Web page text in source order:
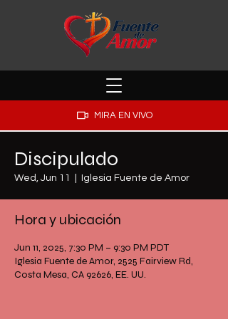
MIRA EN VIVO
Discipulado
Wed, Jun 11 Iglesia Fuente de Amor
Hora y ubicación
Jun 11, 2025, 7:30 PM – 9:30 PM PDT
Iglesia Fuente de Amor, 2525 Fairview Rd,
Costa Mesa, CA 92626, EE. UU.